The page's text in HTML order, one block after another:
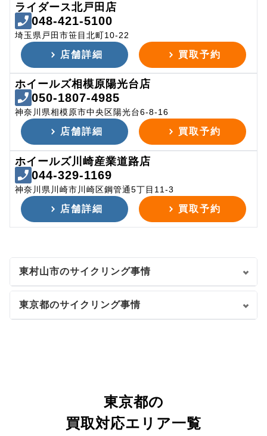
ライダース北戸田店
048-421-5100
埼玉県戸田市笹目北町10-22
店舗詳細 買取予約
ホイールズ相模原陽光台店
050-1807-4985
神奈川県相模原市中央区陽光台6-8-16
店舗詳細 買取予約
ホイールズ川崎産業道路店
044-329-1169
神奈川県川崎市川崎区鋼管通5丁目11-3
店舗詳細 買取予約
東村山市のサイクリング事情
東京都のサイクリング事情
東京都の
買取対応エリア一覧